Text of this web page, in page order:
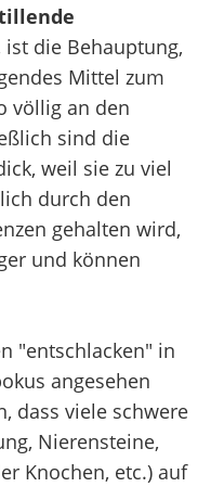
ist die Behauptung,
Mittel zum
völlig an den
sind die
weil sie zu viel
durch den
gehalten wird,
und können
"entschlacken" in
angesehen
dass viele schwere
Nierensteine,
Knochen, etc.) auf